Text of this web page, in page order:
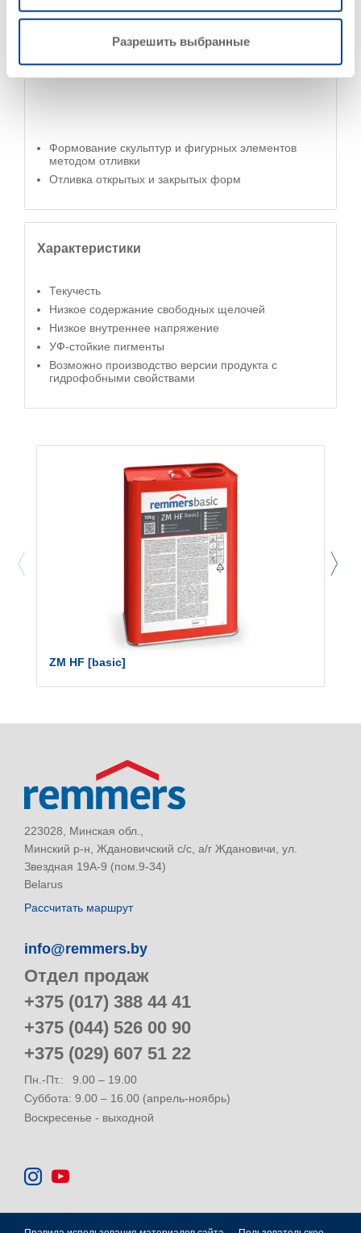
Разрешить выбранные
Формование скульптур и фигурных элементов
методом отливки
Отливка открытых и закрытых форм
Характеристики
Текучесть
Низкое содержание свободных щелочей
Низкое внутреннее напряжение
УФ-стойкие пигменты
Возможно производство версии продукта с
гидрофобными свойствами
ZM HF [basic]
223028, Минская обл.,
Минский р-н, Ждановичский с/с, а/г Ждановичи, ул.
Звездная 19А-9 (пом.9-34)
Belarus
Рассчитать маршрут
info@remmers.by
Отдел продаж
+375 (017) 388 44 41
+375 (044) 526 00 90
+375 (029) 607 51 22
Пн.-Пт.:
9.00 – 19.00
Суббота: 9.00 – 16.00 (апрель-ноябрь)
Воскресенье - выходной